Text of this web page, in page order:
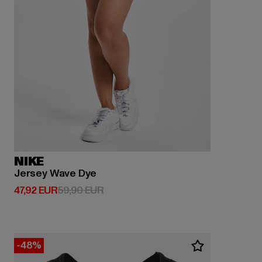
NIKE
Jersey Wave Dye
47,92 EUR
Derzeitiger Preis: 47,92 EUR
59,90 EURAktionspreis: 59,90 EUR
-48%